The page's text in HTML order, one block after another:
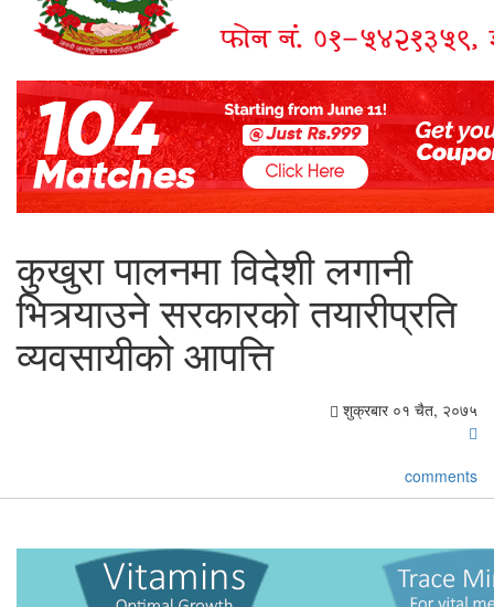
कुखुरा पालनमा विदेशी लगानी
भित्र्याउने सरकारको तयारीप्रति
व्यवसायीको आपत्ति
शुक्रबार ०१ चैत, २०७५
comments